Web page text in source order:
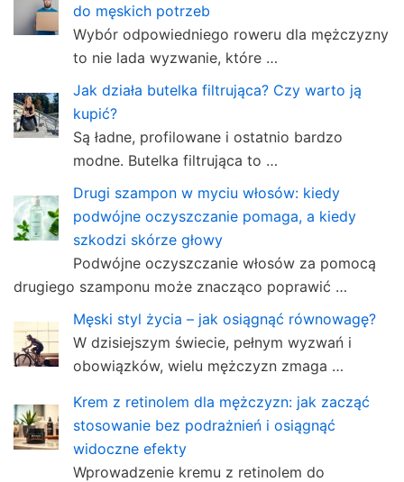
do męskich potrzeb
Wybór odpowiedniego roweru dla mężczyzny
to nie lada wyzwanie, które …
Jak działa butelka filtrująca? Czy warto ją
kupić?
Są ładne, profilowane i ostatnio bardzo
modne. Butelka filtrująca to …
Drugi szampon w myciu włosów: kiedy
podwójne oczyszczanie pomaga, a kiedy
szkodzi skórze głowy
Podwójne oczyszczanie włosów za pomocą
drugiego szamponu może znacząco poprawić …
Męski styl życia – jak osiągnąć równowagę?
W dzisiejszym świecie, pełnym wyzwań i
obowiązków, wielu mężczyzn zmaga …
Krem z retinolem dla mężczyzn: jak zacząć
stosowanie bez podrażnień i osiągnąć
widoczne efekty
Wprowadzenie kremu z retinolem do